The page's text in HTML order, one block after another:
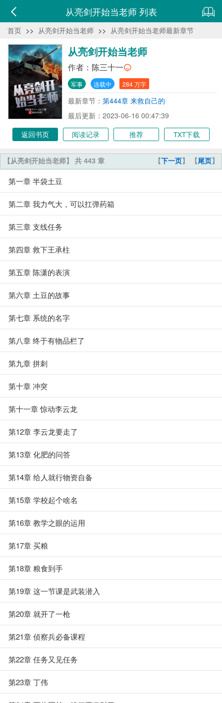
从亮剑开始当老师 列表
首页 >> 从亮剑开始当老师 >> 从亮剑开始当老师最新章节
从亮剑开始当老师
作者： 陈三十一
军事 连载中 284 万字
最新章节： 第444章 来救自己的
最后更新：2023-06-16 00:47:39
返回书页
阅读记录 推荐 TXT下载
【下一页】 【尾页】
【从亮剑开始当老师】 共 443 章
第一章 半袋土豆
第二章 我力气大，可以扛弹药箱
第三章 支线任务
第四章 救下王承柱
第五章 陈潇的表演
第六章 土豆的故事
第七章 系统的名字
第八章 终于有物品栏了
第九章 拼刺
第十章 冲突
第十一章 惊动李云龙
第12章 李云龙要走了
第13章 化肥的问答
第14章 给人就行物资自备
第15章 学校起个啥名
第16章 教学之眼的运用
第17章 买粮
第18章 粮食到手
第19章 这一节课是武装潜入
第20章 就开了一枪
第21章 侦察兵必备课程
第22章 任务又见任务
第23章 丁伟